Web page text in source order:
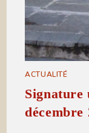
ACTUALITÉ
Signature
décembre